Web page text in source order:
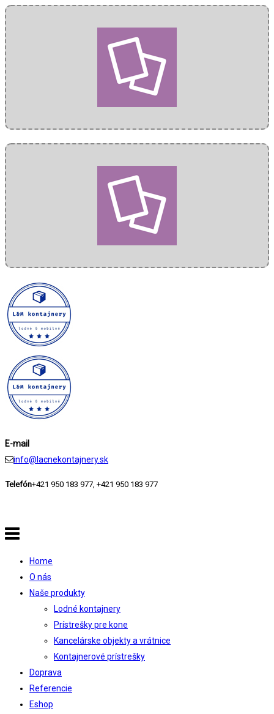
E-mail
info@lacnekontajnery.sk
Telefón+421 950 183 977, +421 950 183 977
Home
O nás
Naše produkty
Lodné kontajnery
Prístrešky pre kone
Kancelárske objekty a vrátnice
Kontajnerové prístrešky
Doprava
Referencie
Eshop